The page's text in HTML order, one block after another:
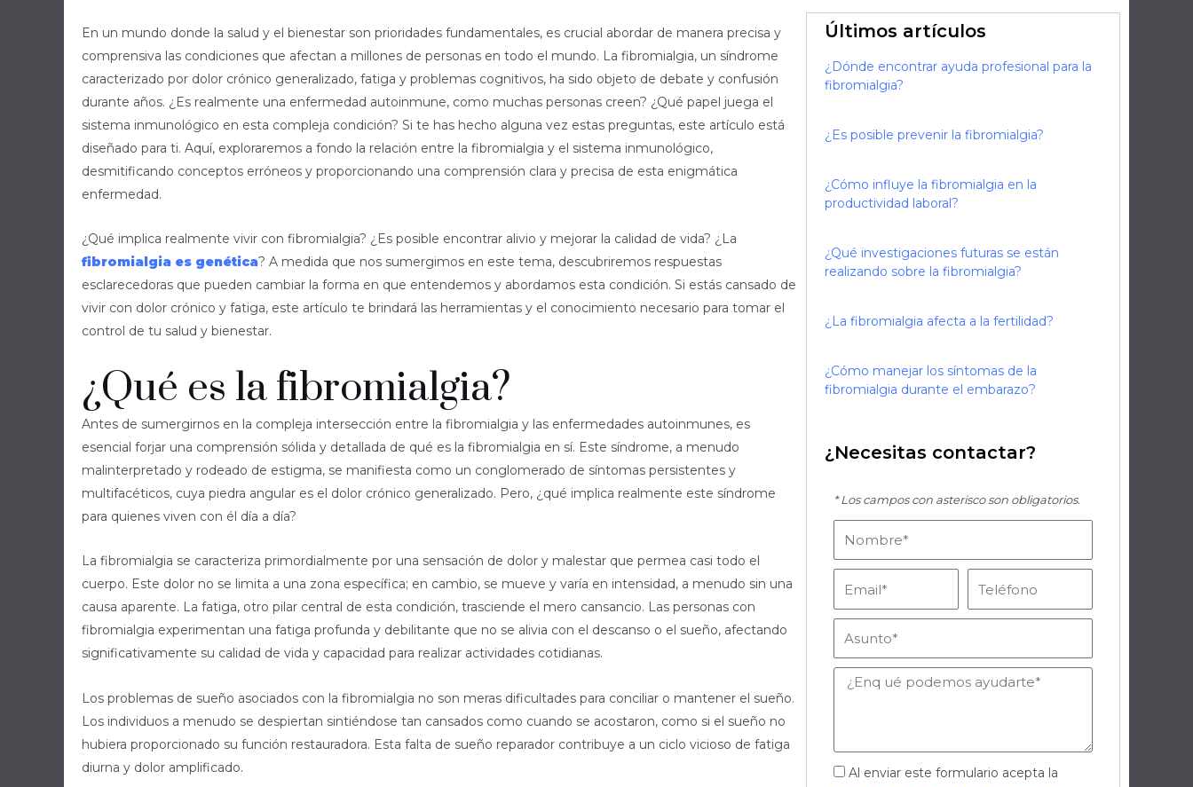
En un mundo donde la salud y el bienestar son prioridades fundamentales, es crucial abordar de manera precisa y
comprensiva las condiciones que afectan a millones de personas en todo el mundo. La fibromialgia, un síndrome
caracterizado por dolor crónico generalizado, fatiga y problemas cognitivos, ha sido objeto de debate y confusión
durante años. ¿Es realmente una enfermedad autoinmune, como muchas personas creen? ¿Qué papel juega el
sistema inmunológico en esta compleja condición? Si te has hecho alguna vez estas preguntas, este artículo está
diseñado para ti. Aquí, exploraremos a fondo la relación entre la fibromialgia y el sistema inmunológico,
desmitificando conceptos erróneos y proporcionando una comprensión clara y precisa de esta enigmática
enfermedad.
¿Qué implica realmente vivir con fibromialgia? ¿Es posible encontrar alivio y mejorar la calidad de vida? ¿La
fibromialgia es genética? A medida que nos sumergimos en este tema, descubriremos respuestas
esclarecedoras que pueden cambiar la forma en que entendemos y abordamos esta condición. Si estás cansado de
vivir con dolor crónico y fatiga, este artículo te brindará las herramientas y el conocimiento necesario para tomar el
control de tu salud y bienestar.
¿Qué es la fibromialgia?
Antes de sumergirnos en la compleja intersección entre la fibromialgia y las enfermedades autoinmunes, es
esencial forjar una comprensión sólida y detallada de qué es la fibromialgia en sí. Este síndrome, a menudo
malinterpretado y rodeado de estigma, se manifiesta como un conglomerado de síntomas persistentes y
multifacéticos, cuya piedra angular es el dolor crónico generalizado. Pero, ¿qué implica realmente este síndrome
para quienes viven con él día a día?
La fibromialgia se caracteriza primordialmente por una sensación de dolor y malestar que permea casi todo el
cuerpo. Este dolor no se limita a una zona específica; en cambio, se mueve y varía en intensidad, a menudo sin una
causa aparente. La fatiga, otro pilar central de esta condición, trasciende el mero cansancio. Las personas con
fibromialgia experimentan una fatiga profunda y debilitante que no se alivia con el descanso o el sueño, afectando
significativamente su calidad de vida y capacidad para realizar actividades cotidianas.
Los problemas de sueño asociados con la fibromialgia no son meras dificultades para conciliar o mantener el sueño.
Los individuos a menudo se despiertan sintiéndose tan cansados como cuando se acostaron, como si el sueño no
hubiera proporcionado su función restauradora. Esta falta de sueño reparador contribuye a un ciclo vicioso de fatiga
diurna y dolor amplificado.
Últimos artículos
¿Dónde encontrar ayuda profesional para la
fibromialgia?
¿Es posible prevenir la fibromialgia?
¿Cómo influye la fibromialgia en la
productividad laboral?
¿Qué investigaciones futuras se están
realizando sobre la fibromialgia?
¿La fibromialgia afecta a la fertilidad?
¿Cómo manejar los síntomas de la
fibromialgia durante el embarazo?
¿Necesitas contactar?
* Los campos con asterisco son obligatorios.
Mensaje
Aceptación
Al enviar este formulario acepta la